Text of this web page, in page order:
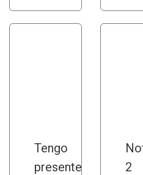
Tengo
presente
2